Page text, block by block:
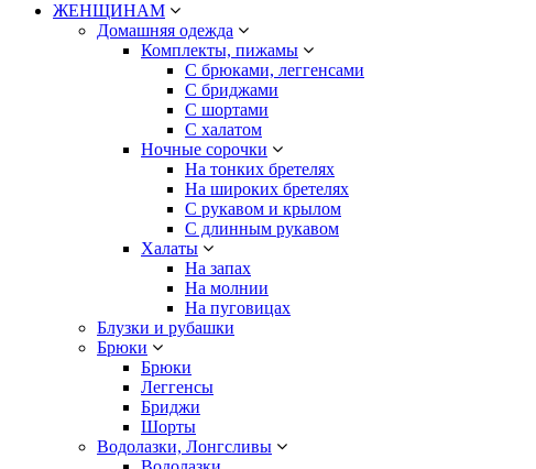
ЖЕНЩИНАМ
Домашняя одежда
Комплекты, пижамы
С брюками, леггенсами
С бриджами
С шортами
С халатом
Ночные сорочки
На тонких бретелях
На широких бретелях
С рукавом и крылом
С длинным рукавом
Халаты
На запах
На молнии
На пуговицах
Блузки и рубашки
Брюки
Брюки
Леггенсы
Бриджи
Шорты
Водолазки, Лонгсливы